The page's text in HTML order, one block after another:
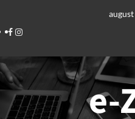
content
Facebook
Instagram
e-